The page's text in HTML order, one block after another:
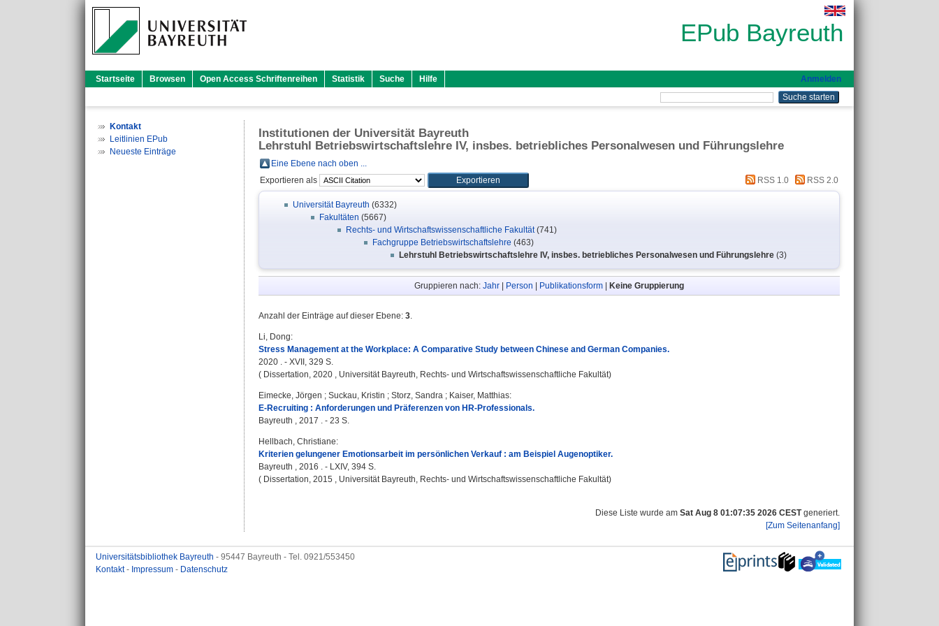
EPub Bayreuth
Startseite Browsen Open Access Schriftenreihen Statistik Suche Hilfe Anmelden
Kontakt
Leitlinien EPub
Neueste Einträge
Institutionen der Universität Bayreuth
Lehrstuhl Betriebswirtschaftslehre IV, insbes. betriebliches Personalwesen und Führungslehre
Eine Ebene nach oben ...
Exportieren als
RSS 1.0 RSS 2.0
Universität Bayreuth (6332)
Fakultäten (5667)
Rechts- und Wirtschaftswissenschaftliche Fakultät(741)
Fachgruppe Betriebswirtschaftslehre (463)
Lehrstuhl Betriebswirtschaftslehre IV, insbes. betriebliches Personalwesen und Führungslehre (3)
Gruppieren nach: Jahr Person Publikationsform Keine Gruppierung
Anzahl der Einträge auf dieser Ebene: 3.
Li, Dong:
Stress Management at the Workplace: A Comparative Study between Chinese and German Companies.
2020 . - XVII, 329 S.
( Dissertation, 2020 , Universität Bayreuth, Rechts- und Wirtschaftswissenschaftliche Fakultät)
Eimecke, Jörgen ; Suckau, Kristin ; Storz, Sandra ; Kaiser, Matthias:
E-Recruiting : Anforderungen und Präferenzen von HR-Professionals.
Bayreuth , 2017 . - 23 S.
Hellbach, Christiane:
Kriterien gelungener Emotionsarbeit im persönlichen Verkauf : am Beispiel Augenoptiker.
Bayreuth , 2016 . - LXIV, 394 S.
( Dissertation, 2015 , Universität Bayreuth, Rechts- und Wirtschaftswissenschaftliche Fakultät)
Diese Liste wurde am Sat Aug 8 01:07:35 2026 CESTgeneriert.
[Zum Seitenanfang]
Universitätsbibliothek Bayreuth - 95447 Bayreuth - Tel. 0921/553450
Kontakt- Impressum - Datenschutz